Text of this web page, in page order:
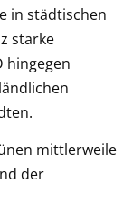
in städtischen
starke
hingegen
mittlerweile
der